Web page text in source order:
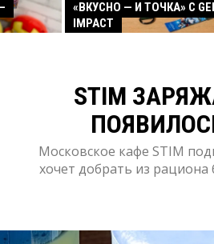
«ВКУСНО — И ТОЧКА» С
IMPACT
STIM
Московское кафе STIM
хочет добрать из рациона